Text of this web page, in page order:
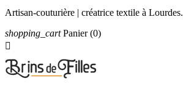
Artisan-couturière | créatrice textile à Lourdes.
shopping_cart Panier (0)
